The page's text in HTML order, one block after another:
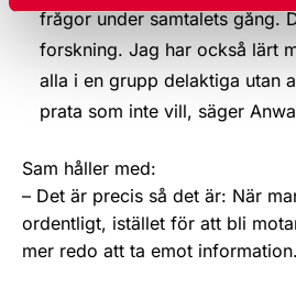
frågor under samtalets gång.
forskning. Jag har också lärt
alla i en grupp delaktiga utan
prata som inte vill, säger
Sam håller med:
– Det är precis så det är: När
ordentligt, istället för att bli
mer redo att ta emot information.